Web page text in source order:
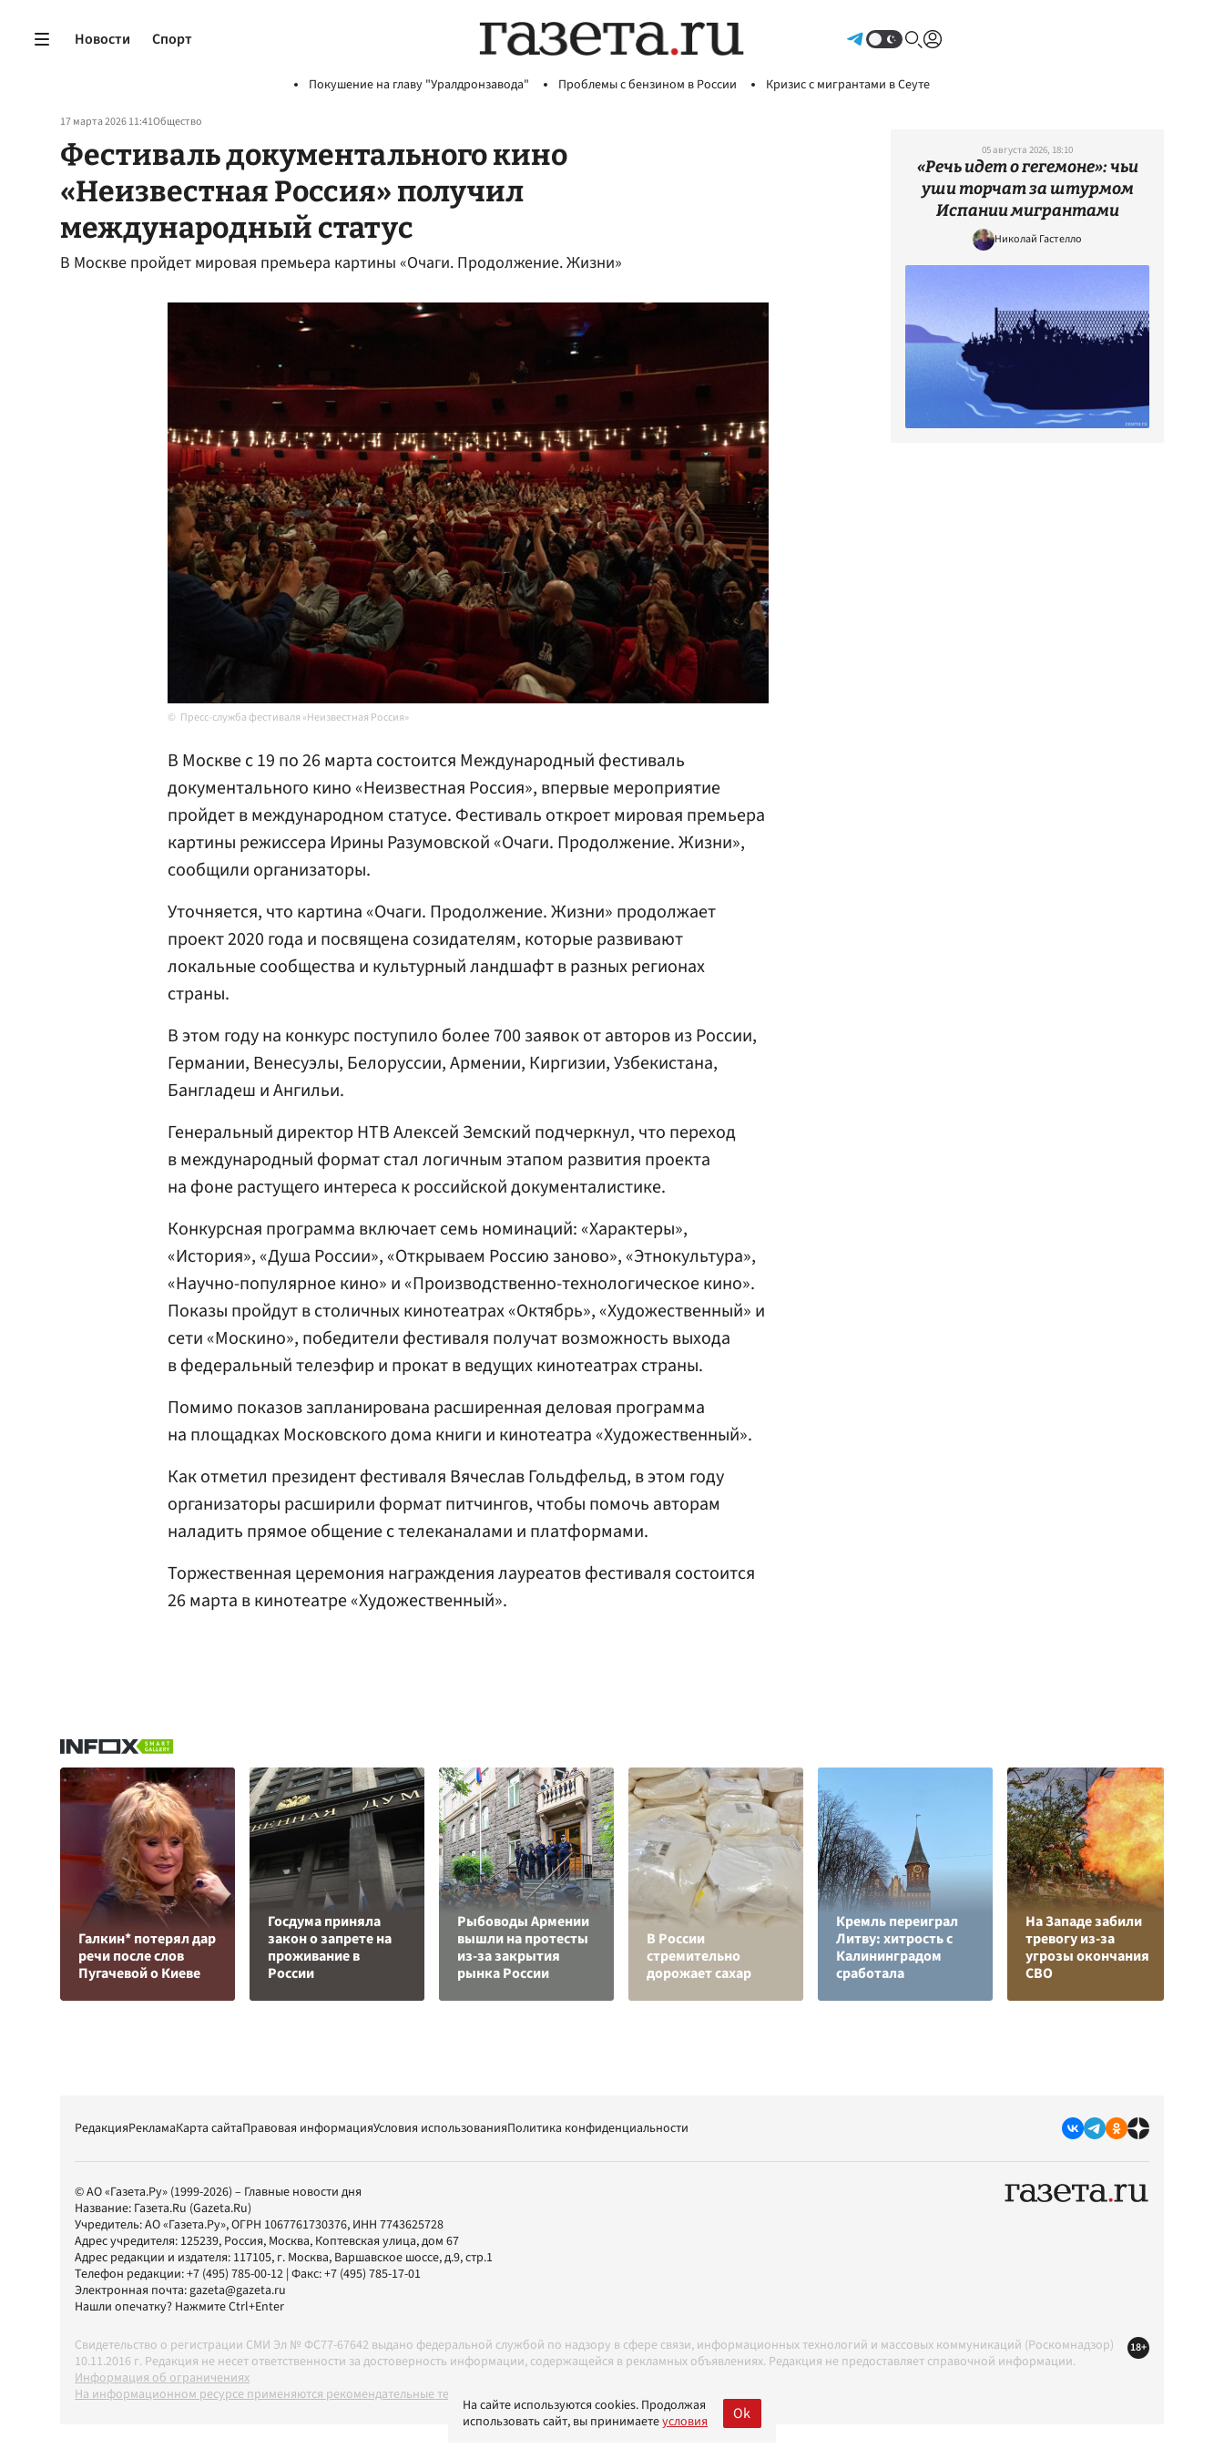
Новости Спорт
Покушение на главу "Уралдронзавода" Проблемы с бензином в России Кризис с мигрантами в Сеуте
17 марта 2026 11:41Общество
Фестиваль документального кино
«Неизвестная Россия» получил
международный статус
В Москве пройдет мировая премьера картины «Очаги. Продолжение. Жизни»
Пресс-служба фестиваля «Неизвестная Россия»
В Москве с 19 по 26 марта состоится Международный фестиваль
документального кино «Неизвестная Россия», впервые мероприятие
пройдет в международном статусе. Фестиваль откроет мировая премьера
картины режиссера Ирины Разумовской «Очаги. Продолжение. Жизни»,
сообщили организаторы.
Уточняется, что картина «Очаги. Продолжение. Жизни» продолжает
проект 2020 года и посвящена созидателям, которые развивают
локальные сообщества и культурный ландшафт в разных регионах
страны.
В этом году на конкурс поступило более 700 заявок от авторов из России,
Германии, Венесуэлы, Белоруссии, Армении, Киргизии, Узбекистана,
Бангладеш и Ангильи.
Генеральный директор НТВ Алексей Земский подчеркнул, что переход
в международный формат стал логичным этапом развития проекта
на фоне растущего интереса к российской документалистике.
Конкурсная программа включает семь номинаций: «Характеры»,
«История», «Душа России», «Открываем Россию заново», «Этнокультура»,
«Научно-популярное кино» и «Производственно-технологическое кино».
Показы пройдут в столичных кинотеатрах «Октябрь», «Художественный» и
сети «Москино», победители фестиваля получат возможность выхода
в федеральный телеэфир и прокат в ведущих кинотеатрах страны.
Помимо показов запланирована расширенная деловая программа
на площадках Московского дома книги и кинотеатра «Художественный».
Как отметил президент фестиваля Вячеслав Гольдфельд, в этом году
организаторы расширили формат питчингов, чтобы помочь авторам
наладить прямое общение с телеканалами и платформами.
Торжественная церемония награждения лауреатов фестиваля состоится
26 марта в кинотеатре «Художественный».
05 августа 2026, 18:10
«Речь идет о гегемоне»: чьи
уши торчат за штурмом
Испании мигрантами
Николай Гастелло
Галкин* потерял дар
речи после слов
Пугачевой о Киеве
Госдума приняла
закон о запрете на
проживание в
России
Рыбоводы Армении
вышли на протесты
из-за закрытия
рынка России
В России
стремительно
дорожает сахар
Кремль переиграл
Литву: хитрость с
Калининградом
сработала
На Западе забили
тревогу из-за
угрозы окончания
СВО
РедакцияРекламаКарта сайтаПравовая информацияУсловия использованияПолитика конфиденциальности
© АО «Газета.Ру» (1999-2026) – Главные новости дня
Название: Газета.Ru (Gazeta.Ru)
Учредитель:АО «Газета.Ру», ОГРН 1067761730376, ИНН 7743625728
Адрес учредителя: 125239, Россия, Москва, Коптевская улица, дом 67
Адрес редакции и издателя: 117105, г. Москва, Варшавское шоссе, д.9, стр.1
Телефон редакции:+7 (495) 785-00-12 | Факс:+7 (495) 785-17-01
Электронная почта:gazeta@gazeta.ru
Нашли опечатку? Нажмите Ctrl+Enter
Свидетельство о регистрации СМИ Эл № ФС77-67642 выдано федеральной службой по надзору в сфере связи, информационных технологий и массовых коммуникаций (Роскомнадзор)
10.11.2016 г. Редакция не несет ответственности за достоверность информации, содержащейся в рекламных объявлениях. Редакция не предоставляет справочной информации.
Информация об ограничениях
На информационном ресурсе применяются рекомендательные технологии в соответствии с Правилами
18+
На сайте используются cookies. Продолжая
использовать сайт, вы принимаетеусловия Ok